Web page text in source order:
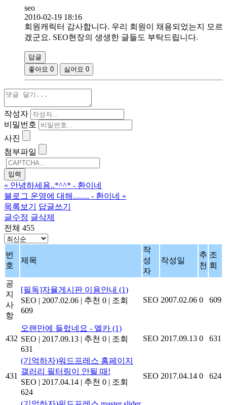
seo
2010-02-19 18:16
회원캐릭터 감사합니다. 우리 회원이 채용되었는지 모르
겠군요. SEO현장의 생생한 글들도 부탁드립니다.
답글
좋아요 0 싫어요 0
작성자
비밀번호
사진
첨부파일
« 안녕하세용..*^^* - 환이네
블로그 운영에 대해........ - 환이네 »
목록보기
답글쓰기
글수정 글삭제
전체 455
번
호
제목
작
성
자
작성일
추
천
조
회
공
지
사
항
[필독]자율게시판 이용안내 (1)
SEO | 2007.02.06 | 추천 0 | 조회
609
SEO 2007.02.06 0 609
432
오랜만에 들렀네요 - 엘카 (1)
SEO | 2017.09.13 | 추천 0 | 조회
631
SEO 2017.09.13 0 631
431
(기억하자)워드프레스 홈페이지
갤러리 필터링이 안될 때!
SEO | 2017.04.14 | 추천 0 | 조회
624
SEO 2017.04.14 0 624